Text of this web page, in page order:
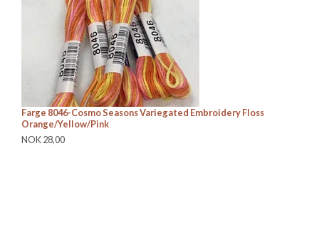
Farge 8046-Cosmo Seasons Variegated Embroidery Floss
Orange/Yellow/Pink
NOK 28,00